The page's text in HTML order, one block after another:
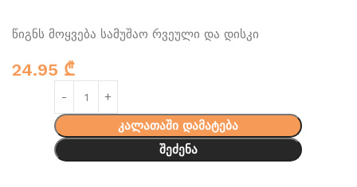
წიგნს მოყვება სამუშაო რვეული და დისკი
24.95 ₾
კალათაში დამატება
შეძენა